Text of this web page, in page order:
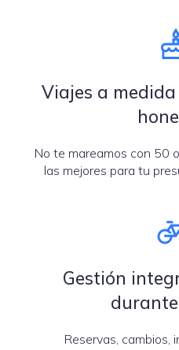
Viajes a
No te mareamos con 50
las mejores para tu
Gestión
Reservas, cambios,